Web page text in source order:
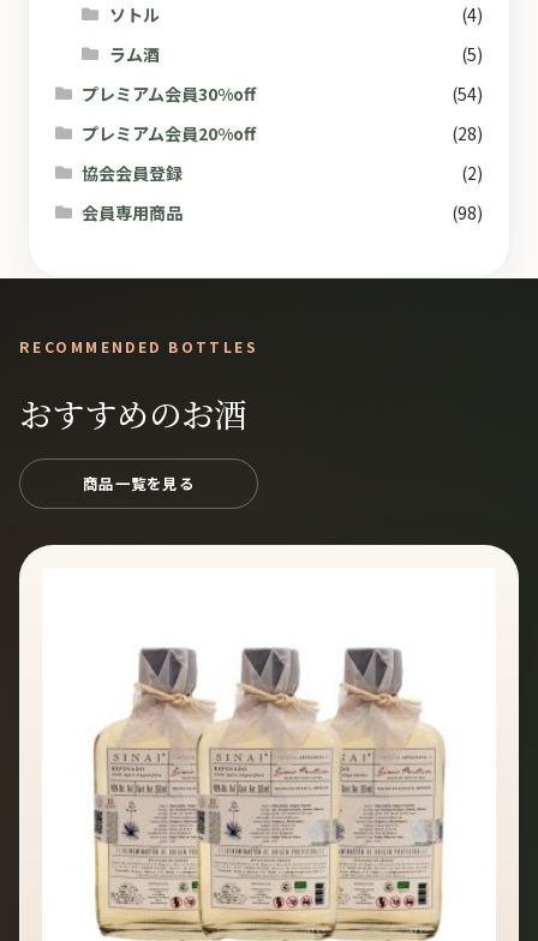
ソトル
(4)
ラム酒
(5)
プレミアム会員30%off
(54)
プレミアム会員20%off
(28)
協会会員登録
(2)
会員専用商品
(98)
RECOMMENDED BOTTLES
おすすめのお酒
商品一覧を見る